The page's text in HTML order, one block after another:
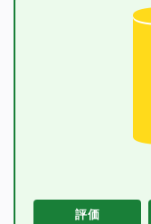
評価